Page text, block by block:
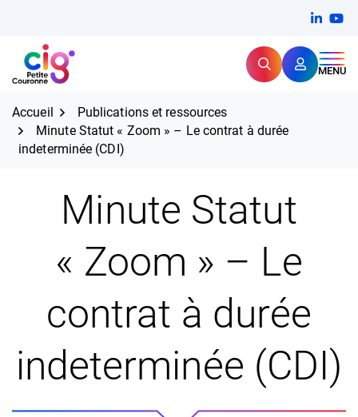
contenu
CIG Petite Couronne RechercherMENU
Expertise et proximité pour
Accueil
Publications et ressources
Minute Statut « Zoom » – Le contrat à durée
indeterminée (CDI)
Minute Statut
« Zoom » – Le
contrat à durée
indeterminée (CDI)